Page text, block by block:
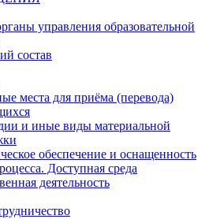
управления образовательной
состав
места для приёма (перевода)
и иные виды материальной
обеспечение и оснащенность
Доступная среда
деятельность